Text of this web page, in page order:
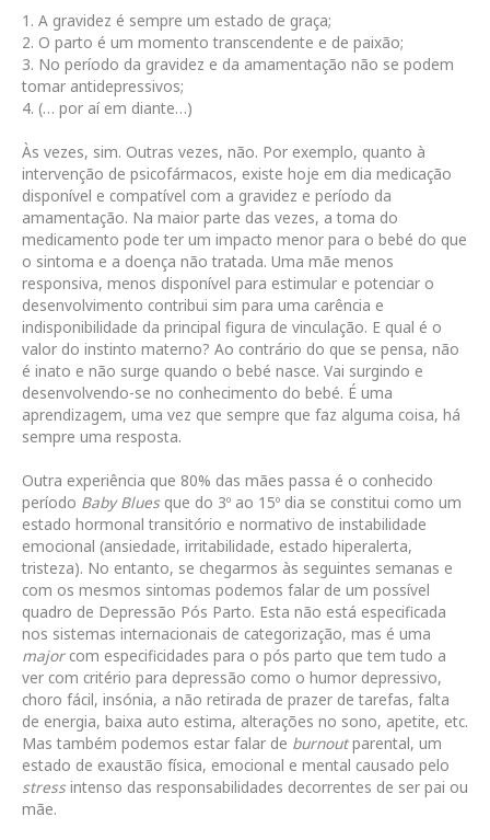
1. A gravidez é sempre um estado de graça;
2. O parto é um momento transcendente e de paixão;
3. No período da gravidez e da amamentação não se podem
tomar antidepressivos;
4. (… por aí em diante…)
Às vezes, sim. Outras vezes, não. Por exemplo, quanto à
intervenção de psicofármacos, existe hoje em dia medicação
disponível e compatível com a gravidez e período da
amamentação. Na maior parte das vezes, a toma do
medicamento pode ter um impacto menor para o bebé do que
o sintoma e a doença não tratada. Uma mãe menos
responsiva, menos disponível para estimular e potenciar o
desenvolvimento contribui sim para uma carência e
indisponibilidade da principal figura de vinculação. E qual é o
valor do instinto materno? Ao contrário do que se pensa, não
é inato e não surge quando o bebé nasce. Vai surgindo e
desenvolvendo-se no conhecimento do bebé. É uma
aprendizagem, uma vez que sempre que faz alguma coisa, há
sempre uma resposta.
Outra experiência que 80% das mães passa é o conhecido
período Baby Bluesque do 3º ao 15º dia se constitui como um
estado hormonal transitório e normativo de instabilidade
emocional (ansiedade, irritabilidade, estado hiperalerta,
tristeza). No entanto, se chegarmos às seguintes semanas e
com os mesmos sintomas podemos falar de um possível
quadro de Depressão Pós Parto. Esta não está especificada
nos sistemas internacionais de categorização, mas é uma
majorcom especificidades para o pós parto que tem tudo a
ver com critério para depressão como o humor depressivo,
choro fácil, insónia, a não retirada de prazer de tarefas, falta
de energia, baixa auto estima, alterações no sono, apetite, etc.
Mas também podemos estar falar de burnoutparental, um
estado de exaustão física, emocional e mental causado pelo
stressintenso das responsabilidades decorrentes de ser pai ou
mãe.